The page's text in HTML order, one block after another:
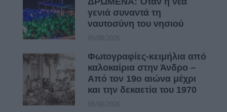
γενιά συναντά τη
ναυτοσύνη του νησιού
09/08/2026
Φωτογραφίες-κειμήλια από
καλοκαίρια στην Άνδρο –
Από τον 19ο αιώνα μέχρι
και την δεκαετία του 1970
08/08/2026